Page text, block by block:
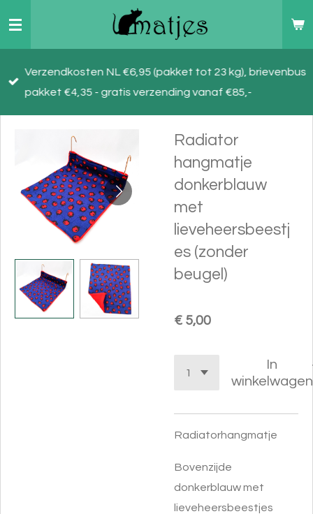
Ga
de
hoofdinhoud
Verzendkosten NL €6,95 (pakket tot 23 kg), brievenbus
pakket €4,35 - gratis verzending vanaf €85,-
Radiator
hangmatje
donkerblauw
met
lieveheersbeestj
es (zonder
beugel)
€ 5,00
In
winkelwagen
Radiatorhangmatje
Bovenzijde
donkerblauw met
lieveheersbeestjes